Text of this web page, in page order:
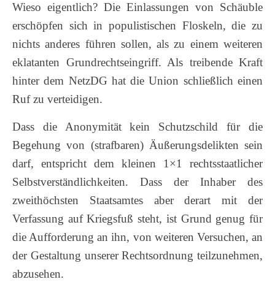
Wieso eigentlich? Die Einlassungen von Schäuble
erschöpfen sich in populistischen Floskeln, die zu
nichts anderes führen sollen, als zu einem weiteren
eklatanten Grundrechtseingriff. Als treibende Kraft
hinter dem NetzDG hat die Union schließlich einen
Ruf zu verteidigen.
Dass die Anonymität kein Schutzschild für die
Begehung von (strafbaren) Äußerungsdelikten sein
darf, entspricht dem kleinen 1×1 rechtsstaatlicher
Selbstverständlichkeiten. Dass der Inhaber des
zweithöchsten Staatsamtes aber derart mit der
Verfassung auf Kriegsfuß steht, ist Grund genug für
die Aufforderung an ihn, von weiteren Versuchen, an
der Gestaltung unserer Rechtsordnung teilzunehmen,
abzusehen.